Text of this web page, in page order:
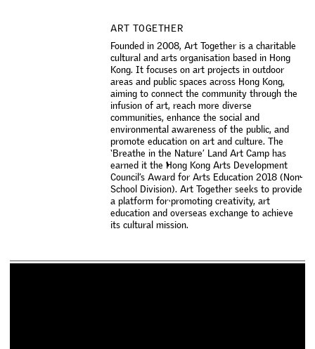
ART TOGETHER
Founded in 2008, Art Together is a charitable
cultural and arts organisation based in Hong
Kong. It focuses on art projects in outdoor
areas and public spaces across Hong Kong,
aiming to connect the community through the
infusion of art, reach more diverse
communities, enhance the social and
environmental awareness of the public, and
promote education on art and culture. The
‘Breathe in the Nature’ Land Art Camp has
earned it the Hong Kong Arts Development
Council’s Award for Arts Education 2018 (Non-
School Division). Art Together seeks to provide
a platform for promoting creativity, art
education and overseas exchange to achieve
its cultural mission.